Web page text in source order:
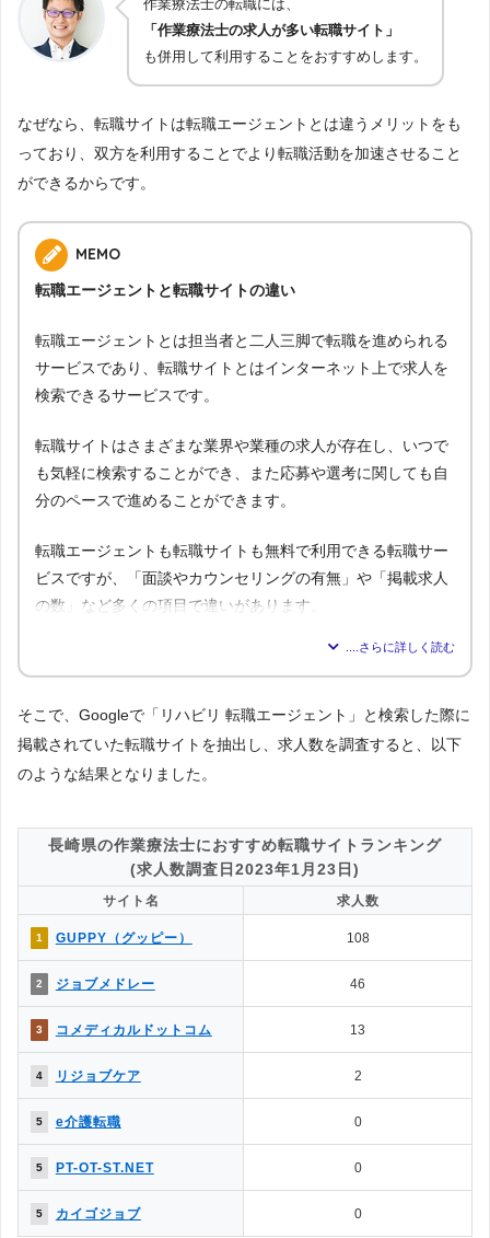
作業療法士の転職には、
「作業療法士の求人が多い転職サイト」
も併用して利用することをおすすめします。
なぜなら、転職サイトは転職エージェントとは違うメリットをも
っており、双方を利用することでより転職活動を加速させること
ができるからです。
MEMO
転職エージェントと転職サイトの違い
転職エージェントとは担当者と二人三脚で転職を進められる
サービスであり、転職サイトとはインターネット上で求人を
検索できるサービスです。
転職サイトはさまざまな業界や業種の求人が存在し、いつで
も気軽に検索することができ、また応募や選考に関しても自
分のペースで進めることができます。
転職エージェントも転職サイトも無料で利用できる転職サー
ビスですが、「面談やカウンセリングの有無」や「掲載求人
の数」など多くの項目で違いがあります。
ント
1.気軽に利用できるのはどっち？
→解説1
△ ◯
2.面談・カウンセリングの有無は？ ◯ ✕
3.掲載求人数はどっちが多い？
◯ △
5.一度に複数の求人に応募できる？
◯
6.企業やヘッドハンターからスカウトはある？ △ ◯
7.企業情報を詳しく知れるのは？
→解説4
8.応募書類の添削や面接対策はある？
9.日程調整や年収交渉など企業やりとりは？
10.内定をもらいやすいのは？
→解説5
11.退職サポートや転職後のサポートは？ △ ✕
［解説1］転職エージェントは、転職エージェント経由での応募になる
ため、転職エージェント側とのやりとりが必要になるなど多少の制限が
生じます。反面、転職サイトは自身で応募するため制約がなく、気軽に
利用することができます。
そこで、Googleで「リハビリ 転職エージェント」と検索した際に
掲載されていた転職サイトを抽出し、求人数を調査すると、以下
のような結果となりました。
長崎県の作業療法士におすすめ転職サイトランキング
(求人数調査日2023年1月23日)
サイト名 求人数
1 GUPPY（グッピー） 108
2 ジョブメドレー 46
3 コメディカルドットコム 13
4 リジョブケア 2
5 e介護転職 0
5 PT-OT-ST.NET 0
5 カイゴジョブ 0